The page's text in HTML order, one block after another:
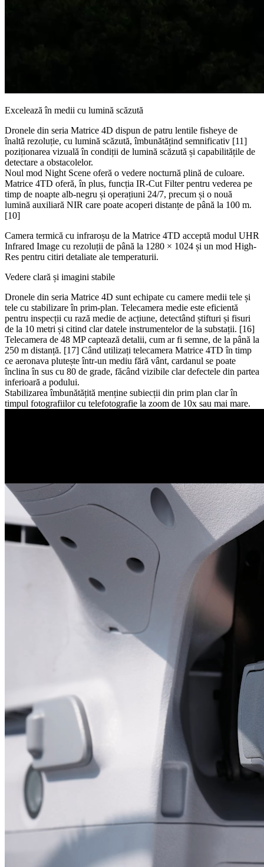
Excelează în medii cu lumină scăzută
Dronele din seria Matrice 4D dispun de patru lentile fisheye de
înaltă rezoluție, cu lumină scăzută, îmbunătățind semnificativ [11]
poziționarea vizuală în condiții de lumină scăzută și capabilitățile de
detectare a obstacolelor.
Noul mod Night Scene oferă o vedere nocturnă plină de culoare.
Matrice 4TD oferă, în plus, funcția IR-Cut Filter pentru vederea pe
timp de noapte alb-negru și operațiuni 24/7, precum și o nouă
lumină auxiliară NIR care poate acoperi distanțe de până la 100 m.
[10]
Camera termică cu infraroșu de la Matrice 4TD acceptă modul UHR
Infrared Image cu rezoluții de până la 1280 × 1024 și un mod High-
Res pentru citiri detaliate ale temperaturii.
Vedere clară și imagini stabile
Dronele din seria Matrice 4D sunt echipate cu camere medii tele și
tele cu stabilizare în prim-plan. Telecamera medie este eficientă
pentru inspecții cu rază medie de acțiune, detectând știfturi și fisuri
de la 10 metri și citind clar datele instrumentelor de la substații. [16]
Telecamera de 48 MP captează detalii, cum ar fi semne, de la până la
250 m distanță. [17] Când utilizați telecamera Matrice 4TD în timp
ce aeronava plutește într-un mediu fără vânt, cardanul se poate
înclina în sus cu 80 de grade, făcând vizibile clar defectele din partea
inferioară a podului.
Stabilizarea îmbunătățită menține subiecții din prim plan clar în
timpul fotografiilor cu telefotografie la zoom de 10x sau mai mare.